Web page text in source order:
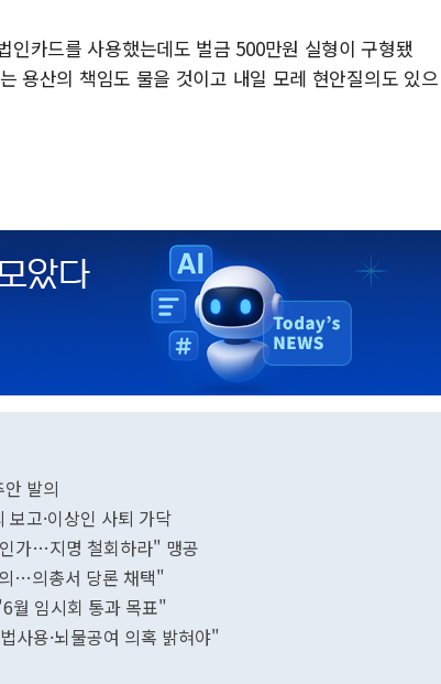
카드를 사용했는데도 벌금 500만원 실형이 구형됐
용산의 책임도 물을 것이고 내일 모레 현안질의도 있으
발의
고·이상인 사퇴 가닥
가…지명 철회하라" 맹공
…의총서 당론 채택"
월 임시회 통과 목표"
사용·뇌물공여 의혹 밝혀야"